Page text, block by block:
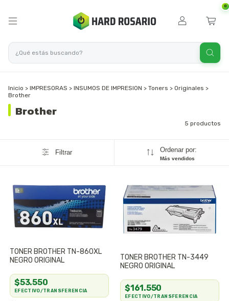
0
Inicio > IMPRESORAS > INSUMOS DE IMPRESION > Toners > Originales >
Brother
Brother
5 productos
Filtrar Ordenar por:
Más vendidos
TONER BROTHER TN-860XL
NEGRO ORIGINAL
$53.550
EFECTIVO/TRANSFERENCIA
TONER BROTHER TN-3449
NEGRO ORIGINAL
$161.550
EFECTIVO/TRANSFERENCIA